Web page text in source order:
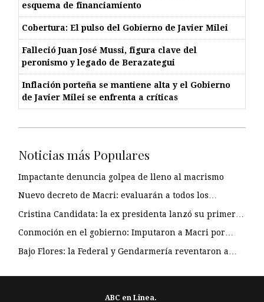
esquema de financiamiento
Cobertura: El pulso del Gobierno de Javier Milei
Falleció Juan José Mussi, figura clave del
peronismo y legado de Berazategui
Inflación porteña se mantiene alta y el Gobierno
de Javier Milei se enfrenta a críticas
Noticias más Populares
Impactante denuncia golpea de lleno al macrismo
Nuevo decreto de Macri: evaluarán a todos los…
Cristina Candidata: la ex presidenta lanzó su primer…
Conmoción en el gobierno: Imputaron a Macri por…
Bajo Flores: la Federal y Gendarmería reventaron a…
ABC en Linea.